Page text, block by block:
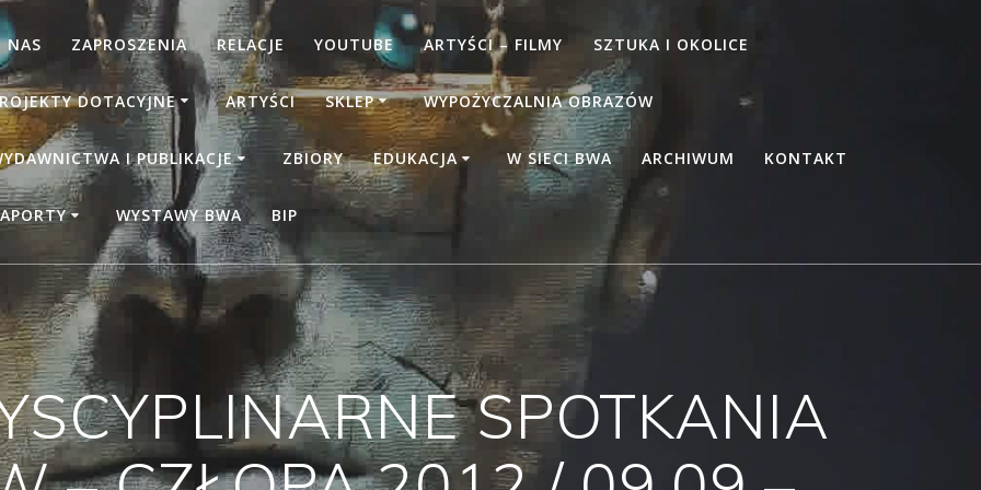
NAS ZAPROSZENIA RELACJE YOUTUBE ARTYŚCI – FILMY SZTUKA I OKOLICE
DOTACYJNE ARTYŚCI SKLEP WYPOŻYCZALNIA OBRAZÓW
I PUBLIKACJE ZBIORY EDUKACJA W SIECI BWA ARCHIWUM KONTAKT
WYSTAWY BWA BIP
SPOTKANIA